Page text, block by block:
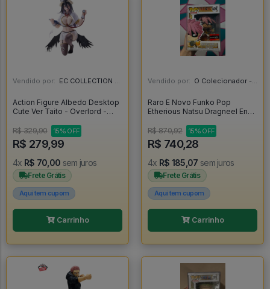
Vendido por: EC COLLECTION - SP
Action Figure Albedo Desktop
Cute Ver Taito - Overlord -
R$ 329,90
15% OFF
R$ 279,99
4x R$ 70,00 sem juros
Frete Grátis
Aqui tem cupom
Carrinho
Vendido por: O Colecionador - SP
Raro E Novo Funko Pop
Etherious Natsu Dragneel End
R$ 870,92
15% OFF
R$ 740,28
4x R$ 185,07 sem juros
Frete Grátis
Aqui tem cupom
Carrinho